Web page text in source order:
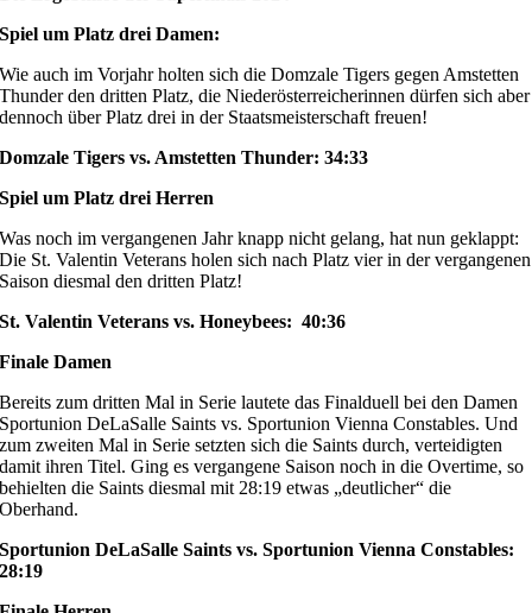
Spiel um Platz drei Damen:
Wie auch im Vorjahr holten sich die Domzale Tigers gegen Amstetten
Thunder den dritten Platz, die Niederösterreicherinnen dürfen sich aber
dennoch über Platz drei in der Staatsmeisterschaft freuen!
Domzale Tigers vs. Amstetten Thunder: 34:33
Spiel um Platz drei Herren
Was noch im vergangenen Jahr knapp nicht gelang, hat nun geklappt:
Die St. Valentin Veterans holen sich nach Platz vier in der vergangenen
Saison diesmal den dritten Platz!
St. Valentin Veterans vs. Honeybees: 40:36
Finale Damen
Bereits zum dritten Mal in Serie lautete das Finalduell bei den Damen
Sportunion DeLaSalle Saints vs. Sportunion Vienna Constables. Und
zum zweiten Mal in Serie setzten sich die Saints durch, verteidigten
damit ihren Titel. Ging es vergangene Saison noch in die Overtime, so
behielten die Saints diesmal mit 28:19 etwas „deutlicher“ die
Oberhand.
Sportunion DeLaSalle Saints vs. Sportunion Vienna Constables:
28:19